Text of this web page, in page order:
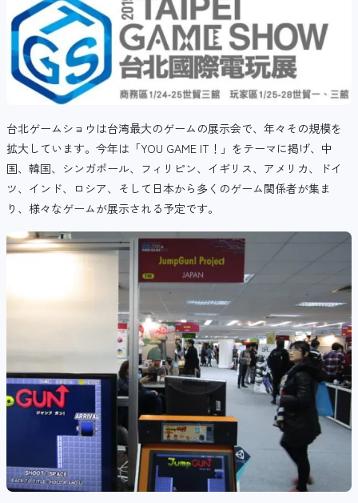
台北ゲームショウは台湾最大のゲームの展示会で、年々その規模を
拡大しています。今年は「YOU GAME IT！」をテーマに掲げ、中
国、韓国、シンガポール、フィリピン、イギリス、アメリカ、ドイ
ツ、インド、ロシア、そして日本から多くのゲーム関係者が集ま
り、様々なゲームが展示される予定です。